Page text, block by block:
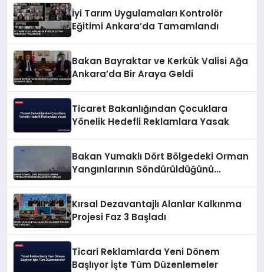
İyi Tarım Uygulamaları Kontrolör
Eğitimi Ankara’da Tamamlandı
Bakan Bayraktar ve Kerkük Valisi Ağa
Ankara’da Bir Araya Geldi
Ticaret Bakanlığından Çocuklara
Yönelik Hedefli Reklamlara Yasak
Bakan Yumaklı Dört Bölgedeki Orman
Yangınlarının Söndürüldüğünü
Kırsal Dezavantajlı Alanlar Kalkınma
Projesi Faz 3 Başladı
Ticari Reklamlarda Yeni Dönem
Başlıyor İşte Tüm Düzenlemeler